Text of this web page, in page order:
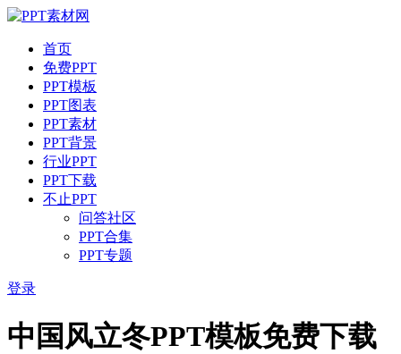
首页
免费PPT
PPT模板
PPT图表
PPT素材
PPT背景
行业PPT
PPT下载
不止PPT
问答社区
PPT合集
PPT专题
登录
中国风立冬PPT模板免费下载